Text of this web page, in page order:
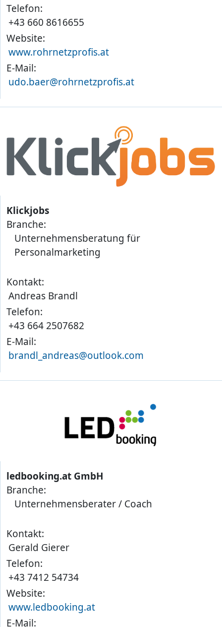
Telefon:
+43 660 8616655
Website:
www.rohrnetzprofis.at
E-Mail:
udo.baer@rohrnetzprofis.at
Klickjobs
Branche:
Unternehmensberatung für
Personalmarketing
Kontakt:
Andreas Brandl
Telefon:
+43 664 2507682
E-Mail:
brandl_andreas@outlook.com
ledbooking.at GmbH
Branche:
Unternehmensberater / Coach
Kontakt:
Gerald Gierer
Telefon:
+43 7412 54734
Website:
www.ledbooking.at
E-Mail: